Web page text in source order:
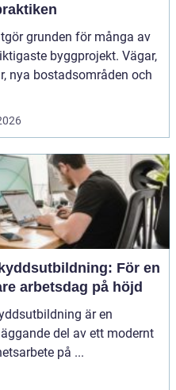
grunden för många av
byggprojekt. Vägar,
nya bostadsområden och
För en
arbetsdag på höjd
är en
del av ett modernt
på ...